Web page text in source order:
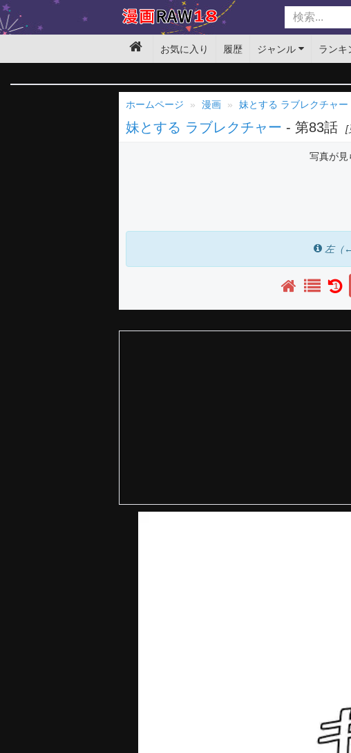
お気に入り 履歴 ジャンル ランキ
ホームページ 漫画 妹とする ラブレクチャー
妹とする ラブレクチャー - 第83話 [
写真が見
左（
1